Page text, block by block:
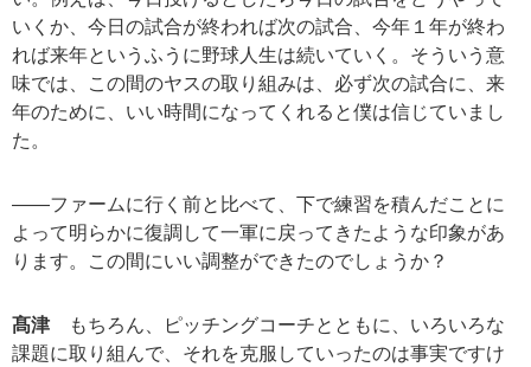
いくか、今日の試合が終われば次の試合、今年１年が終わ
れば来年というふうに野球人生は続いていく。そういう意
味では、この間のヤスの取り組みは、必ず次の試合に、来
年のために、いい時間になってくれると僕は信じていまし
た。
――ファームに行く前と比べて、下で練習を積んだことに
よって明らかに復調して一軍に戻ってきたような印象があ
ります。この間にいい調整ができたのでしょうか？
髙津 もちろん、ピッチングコーチとともに、いろいろな
課題に取り組んで、それを克服していったのは事実ですけ